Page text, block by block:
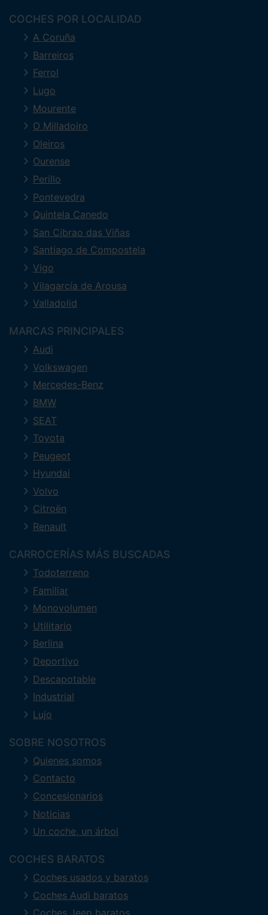
COCHES POR LOCALIDAD
A Coruña
Barreiros
Ferrol
Lugo
Mourente
O Milladoiro
Oleiros
Ourense
Perillo
Pontevedra
Quintela Canedo
San Cibrao das Viñas
Santiago de Compostela
Vigo
Vilagarcía de Arousa
Valladolid
MARCAS PRINCIPALES
Audi
Volkswagen
Mercedes-Benz
BMW
SEAT
Toyota
Peugeot
Hyundai
Volvo
Citroën
Renault
CARROCERÍAS MÁS BUSCADAS
Todoterreno
Familiar
Monovolumen
Utilitario
Berlina
Deportivo
Descapotable
Industrial
Lujo
SOBRE NOSOTROS
Quienes somos
Contacto
Concesionarios
Noticias
Un coche, un árbol
COCHES BARATOS
Coches usados y baratos
Coches Audi baratos